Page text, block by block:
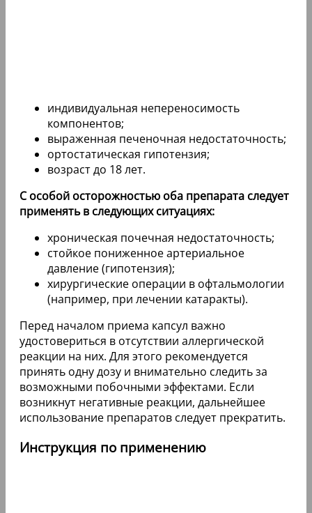
индивидуальная непереносимость
компонентов;
выраженная печеночная недостаточность;
ортостатическая гипотензия;
возраст до 18 лет.
С особой осторожностью оба препарата следует
применять в следующих ситуациях:
хроническая почечная недостаточность;
стойкое пониженное артериальное
давление (гипотензия);
хирургические операции в офтальмологии
(например, при лечении катаракты).
Перед началом приема капсул важно
удостовериться в отсутствии аллергической
реакции на них. Для этого рекомендуется
принять одну дозу и внимательно следить за
возможными побочными эффектами. Если
возникнут негативные реакции, дальнейшее
использование препаратов следует прекратить.
Инструкция по применению